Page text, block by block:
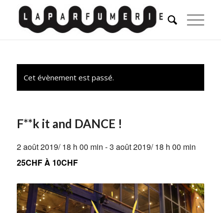
Cet évènement est passé.
F**k it and DANCE !
2 août 2019/ 18 h 00 min -3 août 2019/ 18 h 00 min
25CHF À 10CHF